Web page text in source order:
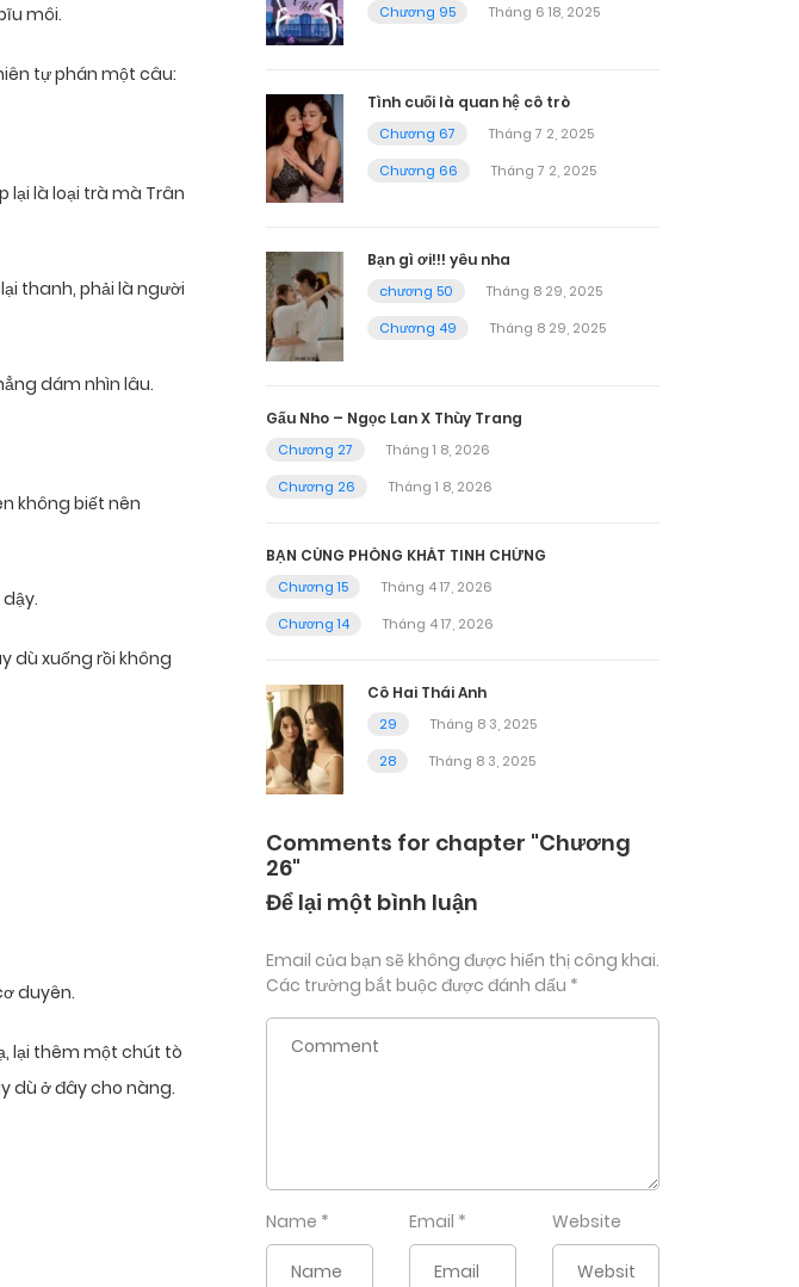
môi.
tự phán một câu:
lại là loại trà mà Trân
thanh, phải là người
dám nhìn lâu.
không biết nên
dù xuống rồi không
duyên.
lại thêm một chút tò
dù ở đây cho nàng.
Chương 95
Tháng 6 18, 2025
Tình cuối là quan hệ cô trò
Chương 67
Tháng 7 2, 2025
Chương 66
Tháng 7 2, 2025
Bạn gì ơi!!! yêu nha
chương 50
Tháng 8 29, 2025
Chương 49
Tháng 8 29, 2025
Gấu Nho – Ngọc Lan X Thùy Trang
Chương 27
Tháng 1 8, 2026
Chương 26
Tháng 1 8, 2026
BẠN CÙNG PHÒNG KHÁT TINH CHỨNG
Chương 15
Tháng 4 17, 2026
Chương 14
Tháng 4 17, 2026
Cô Hai Thái Anh
29
Tháng 8 3, 2025
28
Tháng 8 3, 2025
Comments for chapter "Chương
26"
Để lại một bình luận
Email của bạn sẽ không được hiển thị công khai.
Các trường bắt buộc được đánh dấu *
Name * Email * Website